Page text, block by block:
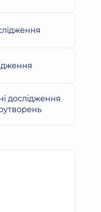
дослідження